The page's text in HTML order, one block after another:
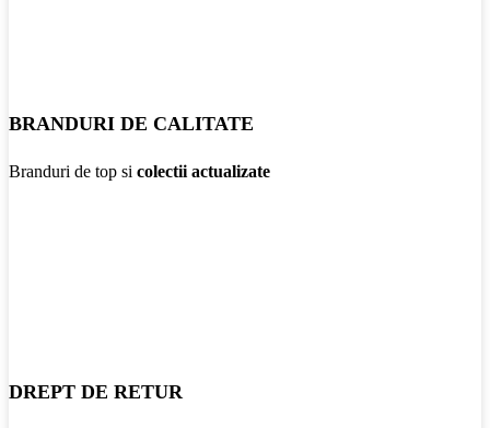
BRANDURI DE CALITATE
Branduri de top si colectii actualizate
DREPT DE RETUR